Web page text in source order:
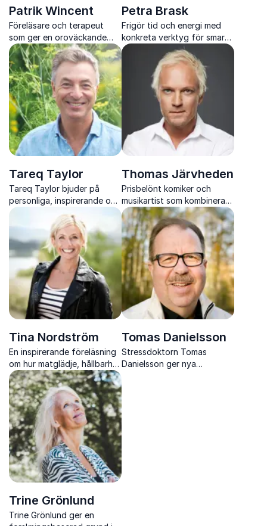
Patrik Wincent
Föreläsare och terapeut
som ger en oroväckande
men hoppfull bild av vårt
teknik och databeroende.
Petra Brask
Frigör tid och energi med
konkreta verktyg för smart
planering, tydliga
prioriteringar och hållbar
effektivitet i vardagen.
Tareq Taylor
Tareq Taylor bjuder på
personliga, inspirerande och
lärorika föreläsningar där
matlagning, odling och
livsglädje står i centrum.
Thomas Järvheden
Prisbelönt komiker och
musikartist som kombinerar
skarp standup med
träffsäkra låtar och
levererar underhållning som
engagerar hela publiken.
Tina Nordström
En inspirerande föreläsning
om hur matglädje, hållbarhet
och mod hör ihop med Tina
Nordström, en av Sveriges
mest välkända TV-kockar.
Tomas Danielsson
Stressdoktorn Tomas
Danielsson ger nya
Trine Grönlund
Trine Grönlund ger en